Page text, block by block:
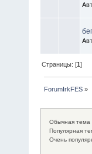
Страницы: [1]
ForumIrkFES »
Обычная тема
Популярная
Очень